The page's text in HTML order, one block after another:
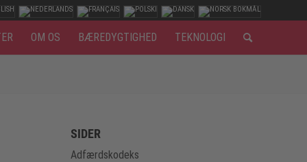
OM OS BÆREDYGTIGHED TEKNOLOGI
SIDER
Adfærdskodeks